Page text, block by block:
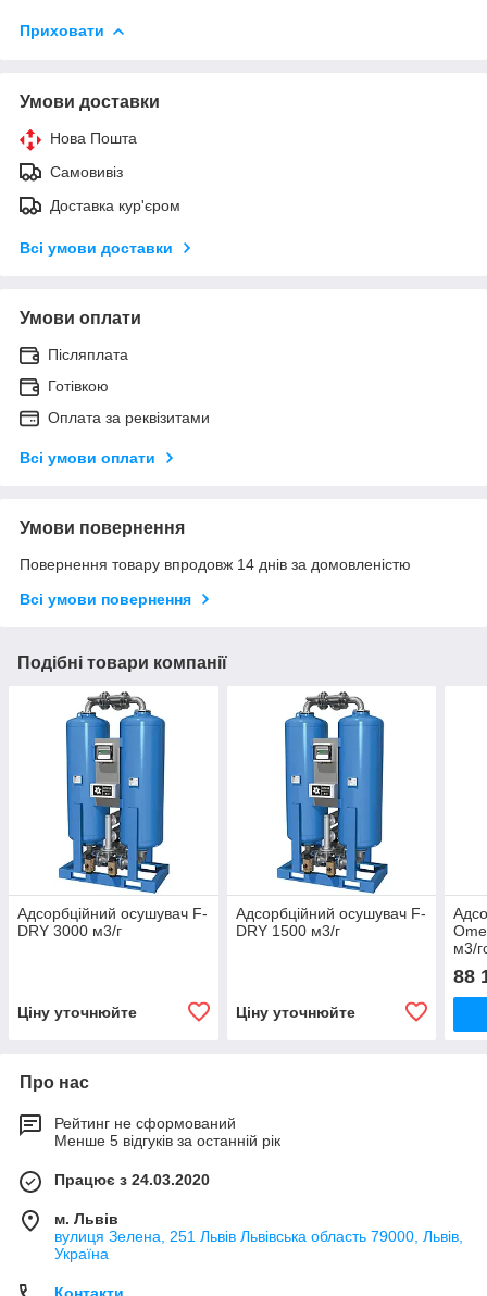
Приховати
Умови доставки
Нова Пошта
Самовивіз
Доставка кур'єром
Всі умови доставки
Умови оплати
Післяплата
Готівкою
Оплата за реквізитами
Всі умови оплати
Умови повернення
Повернення товару впродовж 14 днів за домовленістю
Всі умови повернення
Подібні товари компанії
Адсорбційний осушувач F-
DRY 3000 м3/г
Ціну уточнюйте
Адсорбційний осушувач F-
DRY 1500 м3/г
Ціну уточнюйте
м3/
88
Про нас
Рейтинг не сформований
Менше 5 відгуків за останній рік
Працює з 24.03.2020
м. Львів
вулиця Зелена, 251 Львів Львівська область 79000, Львів,
Україна